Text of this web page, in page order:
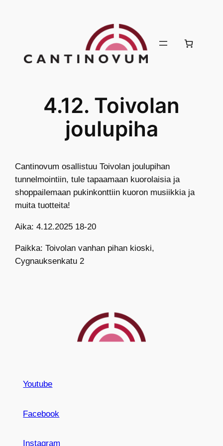
4.12. Toivolan
joulupiha
Cantinovum osallistuu Toivolan joulupihan
tunnelmointiin, tule tapaamaan kuorolaisia ja
shoppailemaan pukinkonttiin kuoron musiikkia ja
muita tuotteita!
Aika: 4.12.2025 18-20
Paikka: Toivolan vanhan pihan kioski,
Cygnauksenkatu 2
Youtube
Facebook
Instagram